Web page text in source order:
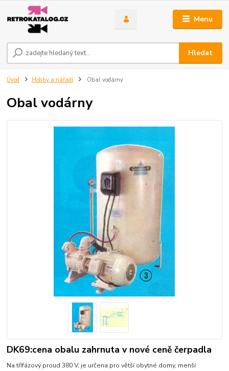
Menu
Hledat
Úvod Hobby a nářadí Obal vodárny
Obal vodárny
DK69:cena obalu zahrnuta v nové ceně čerpadla
Na třífázový proud 380 V, je určena pro větší obytné domy, menší